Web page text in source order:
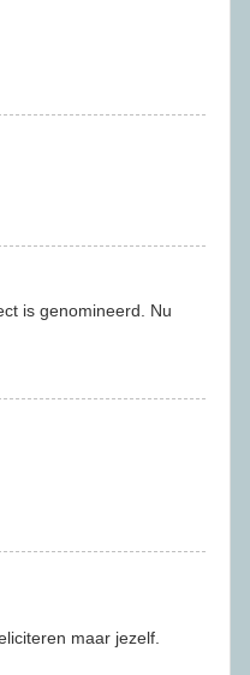
is genomineerd. Nu
maar jezelf.